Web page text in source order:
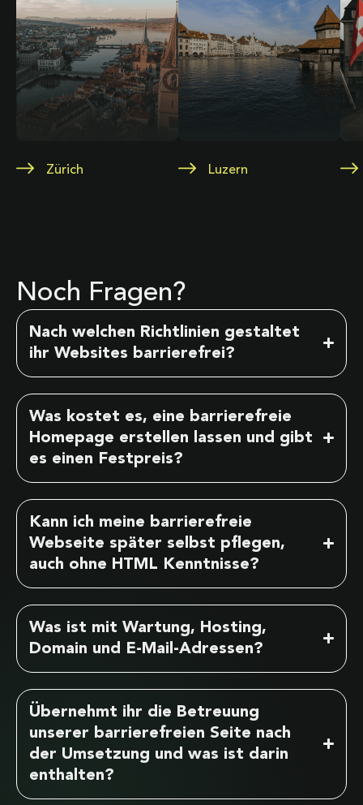
Zürich Luzern
Noch Fragen?
Nach welchen Richtlinien gestaltet
ihr Websites barrierefrei?
Was kostet es, eine barrierefreie
Homepage erstellen lassen und gibt
es einen Festpreis?
Kann ich meine barrierefreie
Webseite später selbst pflegen,
auch ohne HTML Kenntnisse?
Was ist mit Wartung, Hosting,
Domain und E-Mail-Adressen?
Übernehmt ihr die Betreuung
unserer barrierefreien Seite nach
der Umsetzung und was ist darin
enthalten?